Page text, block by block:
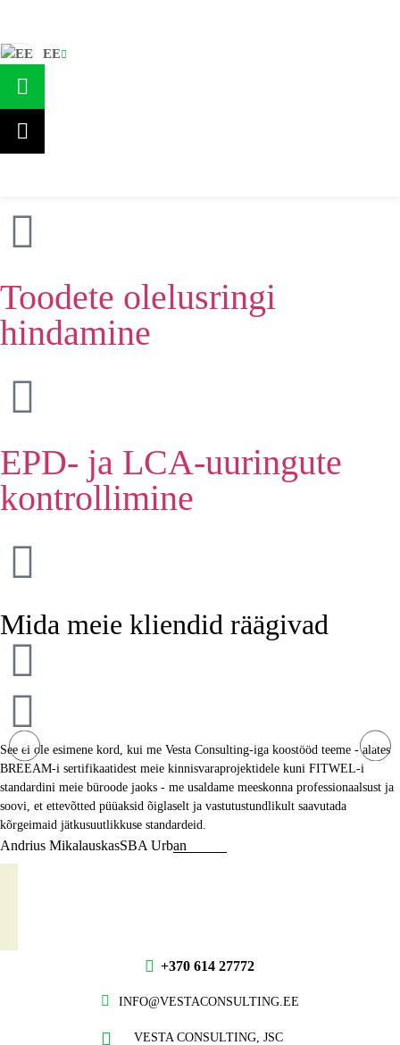
EE
Teenused
tooted
JÄTKUSUUTLIKUD TOOTED
EPD | Toote keskkonna
deklaratsioon
Toodete olelusringi
hindamine
EPD- ja LCA-uuringute
kontrollimine
Mida meie kliendid räägivad
See ei ole esimene kord, kui me Vesta Consulting-iga koostööd teeme - alates
BREEAM-i sertifikaatidest meie kinnisvaraprojektidele kuni FITWEL-i
standardini meie büroode jaoks - me usaldame meeskonna professionaalsust ja
soovi, et ettevõtted püüaksid õiglaselt ja vastutustundlikult saavutada
kõrgeimaid jätkusuutlikkuse standardeid.
Andrius MikalauskasSBA Urban
+370 614 27772
INFO@VESTACONSULTING.EE
VESTA CONSULTING, JSC